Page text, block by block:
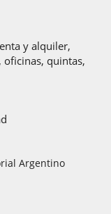
y alquiler,
oficinas, quintas,
Argentino